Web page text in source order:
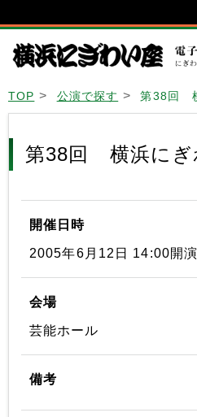
TOP 公演で探す 第38回
第38回 横浜に
開催日時
2005年6月12日 14:00開演
会場
芸能ホール
備考